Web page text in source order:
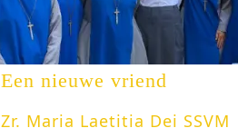
Een nieuwe vriend
Zr. Maria Laetitia Dei SSVM